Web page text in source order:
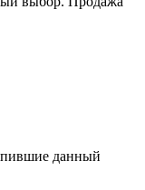
данный